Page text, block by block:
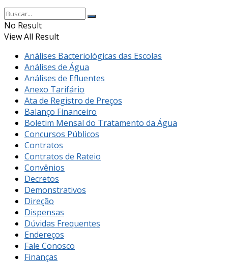
No Result
View All Result
Análises Bacteriológicas das Escolas
Análises de Água
Análises de Efluentes
Anexo Tarifário
Ata de Registro de Preços
Balanço Financeiro
Boletim Mensal do Tratamento da Água
Concursos Públicos
Contratos
Contratos de Rateio
Convênios
Decretos
Demonstrativos
Direção
Dispensas
Dúvidas Frequentes
Endereços
Fale Conosco
Finanças